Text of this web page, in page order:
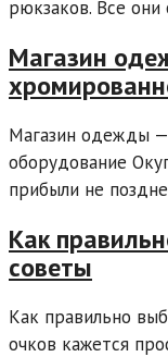
рюкзаков. Все они
Магазин
Магазин одежды —
оборудование
прибыли не
Как
советы
Как правильно
очков кажется